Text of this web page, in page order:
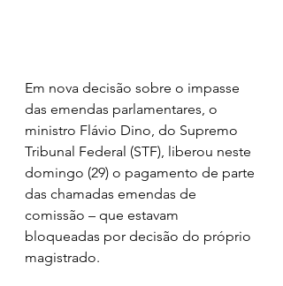
Em nova decisão sobre o impasse
das emendas parlamentares, o
ministro Flávio Dino, do Supremo
Tribunal Federal (STF), liberou neste
domingo (29) o pagamento de parte
das chamadas emendas de
comissão – que estavam
bloqueadas por decisão do próprio
magistrado.